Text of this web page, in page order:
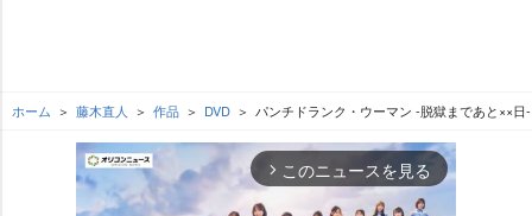
ホーム 藤木直人 作品 DVD パンチドランク・ウーマン -脱獄まであと××日
arrow_forward_ios このニュースを見る